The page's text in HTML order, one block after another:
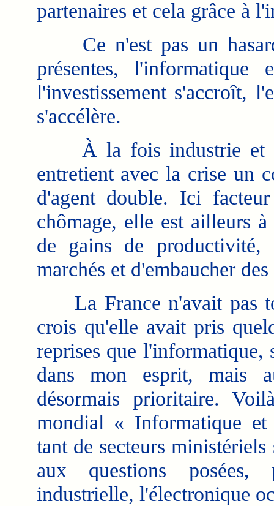
partenaires et cela grâce à
Ce n'est pas un
présentes,
l'investissement s'accroît,
s'accélère.
À la fois industrie et
entretient avec la crise un
d'agent double. Ici
chômage, elle est ailleurs
de gains de productivité,
marchés et d'embaucher
La France n'avait pas
crois qu'elle avait pris
reprises que l'informatique,
dans mon esprit, mais
désormais prioritaire.
mondial « Informatique et
tant de secteurs
aux questions posées,
industrielle, l'électronique